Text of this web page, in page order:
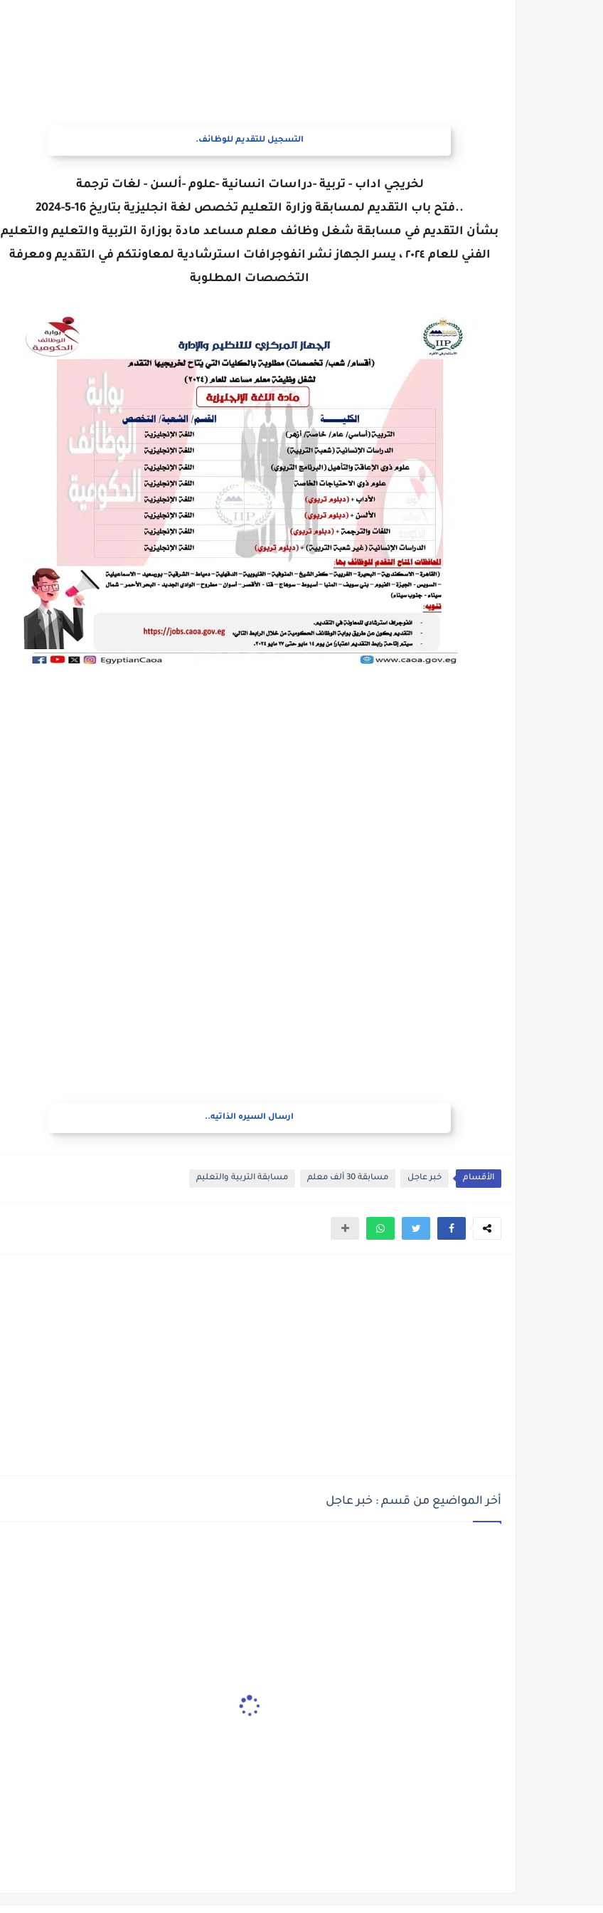
التسجيل للتقديم للوظائف.
لخريجي اداب - تربية -دراسات انسانية -علوم -ألسن - لغات ترجمة
..فتح باب التقديم لمسابقة وزارة التعليم تخصص لغة انجليزية بتاريخ 16-5-2024
بشأن التقديم في مسابقة شغل وظائف معلم مساعد مادة بوزارة التربية والتعليم والتعليم
الفني للعام ٢٠٢٤ ، يسر الجهاز نشر انفوجرافات استرشادية لمعاونتكم في التقديم ومعرفة
التخصصات المطلوبة
ارسال السيره الذاتيه..
الأقسام خبر عاجل مسابقة 30 ألف معلم مسابقة التربية والتعليم
أخر المواضيع من قسم : خبر عاجل